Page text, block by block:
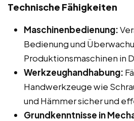
Technische Fähigkeiten
Maschinenbedienung:
Bedienung und
Produktionsmaschinen in
Werkzeughandhabung:
Handwerkzeuge wie
und Hämmer sicher und
Grundkenntnisse in